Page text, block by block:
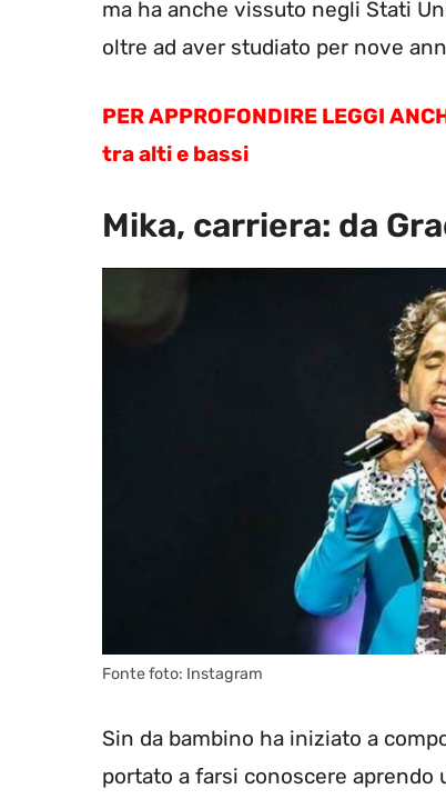
ma ha anche vissuto negli Stati
oltre ad aver studiato per nove
PER APPROFONDIRE LEGGI
tra alti e bassi
Mika, carriera: da
Fonte foto: Instagram
Sin da bambino ha iniziato a
portato a farsi conoscere aprendo